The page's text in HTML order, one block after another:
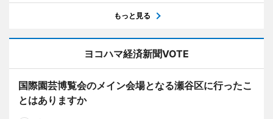
もっと見る
ヨコハマ経済新聞VOTE
国際園芸博覧会のメイン会場となる瀬谷区に行ったこ
とはありますか